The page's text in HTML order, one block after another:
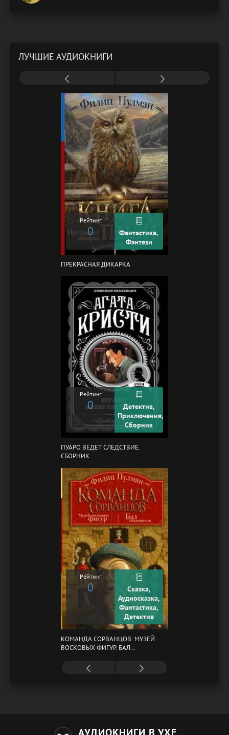
ЛУЧШИЕ АУДИОКНИГИ
Рейтинг
0
Фантастика,
Фэнтези
ПРЕКРАСНАЯ ДИКАРКА
Рейтинг
0
Детектив,
Приключения,
Сборник
ПУАРО ВЕДЕТ СЛЕДСТВИЕ.
СБОРНИК
Рейтинг
0
Сказка,
Аудиосказка,
Фантастика,
Детектив
КОМАНДА СОРВАНЦОВ: МУЗЕЙ
ВОСКОВЫХ ФИГУР. БАЛ